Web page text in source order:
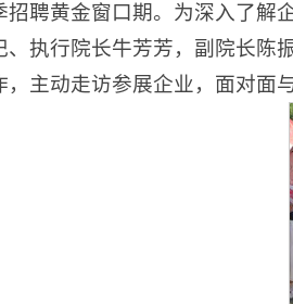
招聘黄金窗口期。为深入了解
、执行院长牛芳芳，副院长陈
，主动走访参展企业，面对面